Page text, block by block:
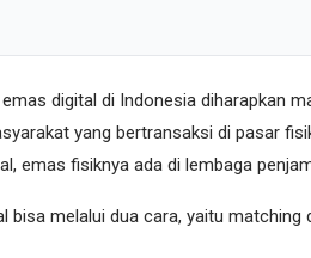
digital di Indonesia diharapkan
yang bertransaksi di pasar
emas fisiknya ada di lembaga
melalui dua cara, yaitu matching